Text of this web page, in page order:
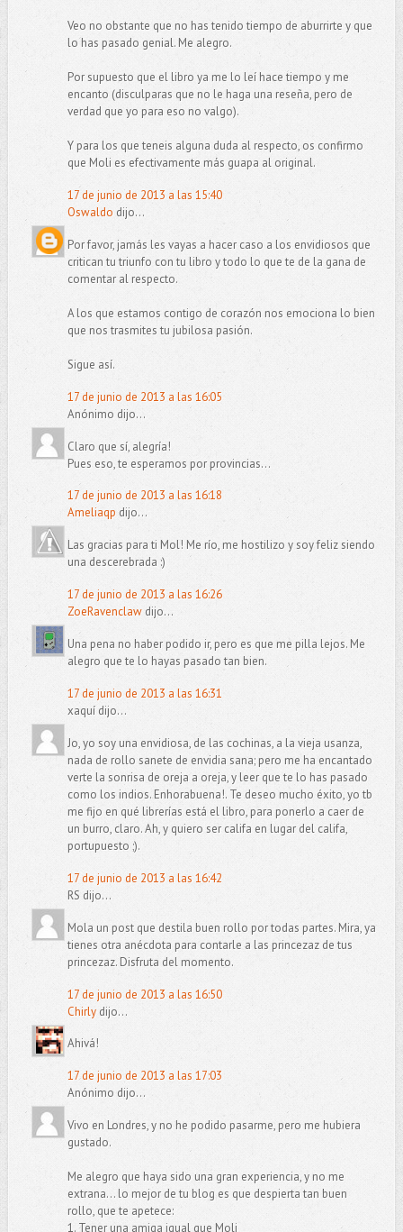
Veo no obstante que no has tenido tiempo de aburrirte y que
lo has pasado genial. Me alegro.
Por supuesto que el libro ya me lo leí hace tiempo y me
encanto (disculparas que no le haga una reseña, pero de
verdad que yo para eso no valgo).
Y para los que teneis alguna duda al respecto, os confirmo
que Moli es efectivamente más guapa al original.
17 de junio de 2013 a las 15:40
Oswaldo dijo...
Por favor, jamás les vayas a hacer caso a los envidiosos que
critican tu triunfo con tu libro y todo lo que te de la gana de
comentar al respecto.
A los que estamos contigo de corazón nos emociona lo bien
que nos trasmites tu jubilosa pasión.
Sigue así.
17 de junio de 2013 a las 16:05
Anónimo dijo...
Claro que sí, alegría!
Pues eso, te esperamos por provincias...
17 de junio de 2013 a las 16:18
Ameliaqp dijo...
Las gracias para ti Mol! Me río, me hostilizo y soy feliz siendo
una descerebrada :)
17 de junio de 2013 a las 16:26
ZoeRavenclawdijo...
Una pena no haber podido ir, pero es que me pilla lejos. Me
alegro que te lo hayas pasado tan bien.
17 de junio de 2013 a las 16:31
xaquí dijo...
Jo, yo soy una envidiosa, de las cochinas, a la vieja usanza,
nada de rollo sanete de envidia sana; pero me ha encantado
verte la sonrisa de oreja a oreja, y leer que te lo has pasado
como los indios. Enhorabuena!. Te deseo mucho éxito, yo tb
me fijo en qué librerías está el libro, para ponerlo a caer de
un burro, claro. Ah, y quiero ser califa en lugar del califa,
portupuesto ;).
17 de junio de 2013 a las 16:42
RS dijo...
Mola un post que destila buen rollo por todas partes. Mira, ya
tienes otra anécdota para contarle a las princezaz de tus
princezaz. Disfruta del momento.
17 de junio de 2013 a las 16:50
Chirlydijo...
Ahivá!
17 de junio de 2013 a las 17:03
Anónimo dijo...
Vivo en Londres, y no he podido pasarme, pero me hubiera
gustado.
Me alegro que haya sido una gran experiencia, y no me
extrana... lo mejor de tu blog es que despierta tan buen
rollo, que te apetece:
1. Tener una amiga igual que Moli